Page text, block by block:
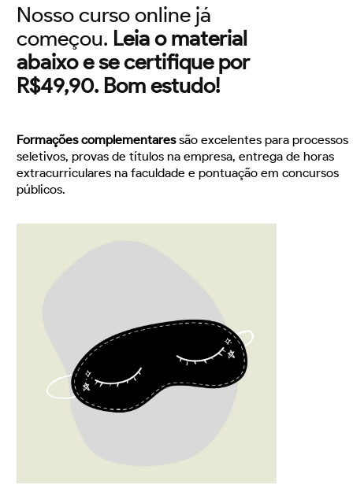
Nosso curso online já
começou. Leia o material
abaixo e se certifique por
R$49,90. Bom estudo!
Formações complementaressão excelentes para processos
seletivos, provas de títulos na empresa, entrega de horas
extracurriculares na faculdade e pontuação em concursos
públicos.